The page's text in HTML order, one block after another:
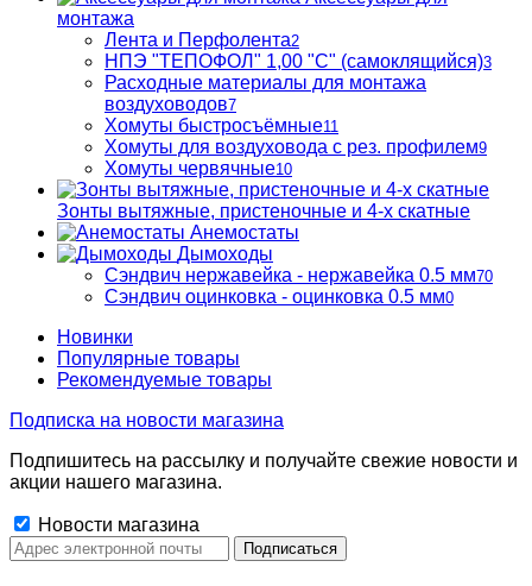
монтажа
Лента и Перфолента2
НПЭ "ТЕПОФОЛ" 1,00 "С" (самоклящийся)3
Расходные материалы для монтажа
воздуховодов7
Хомуты быстросъёмные11
Хомуты для воздуховода с рез. профилем9
Хомуты червячные10
Зонты вытяжные, пристеночные и 4-х скатные
Анемостаты
Дымоходы
Сэндвич нержавейка - нержавейка 0.5 мм70
Сэндвич оцинковка - оцинковка 0.5 мм0
Новинки
Популярные товары
Рекомендуемые товары
Подписка на новости магазина
Подпишитесь на рассылку и получайте свежие новости и
акции нашего магазина.
Новости магазина